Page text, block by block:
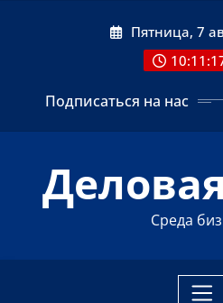
Пятница, 7
Подписаться на нас
Среда